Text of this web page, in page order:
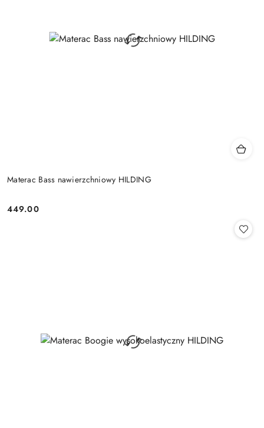
Materac Bass nawierzchniowy HILDING
Cena:
449.00